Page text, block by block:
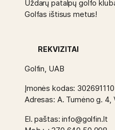
Uždarų patalpų golfo
Golfas ištisus metus!
REKVIZITAI
Golfin, UAB
Įmonės kodas: 302691110
Adresas: A. Tumėno g. 4,
El. paštas: info@golfin.lt